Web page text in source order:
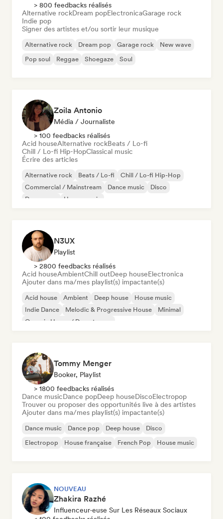
> 800 feedbacks réalisés
Alternative rockDream popElectronicaGarage rock
Indie pop
Signer des artistes et/ou sortir leur musique
Alternative rock Dream pop Garage rock
New wave
Pop soul
Reggae Shoegaze Soul
Zoila Antonio
Média / Journaliste
> 100 feedbacks réalisés
Acid houseAlternative rockBeats / Lo-fi
Chill / Lo-fi Hip-HopClassical music
Écrire des articles
Alternative rock Beats / Lo-fi
Chill / Lo-fi Hip-Hop
Commercial / Mainstream
Dance music
Disco
Dream pop
House music
N3UX
Playlist
> 2800 feedbacks réalisés
Acid houseAmbientChill outDeep houseElectronica
Ajouter dans ma/mes playlist(s) impactante(s)
Acid house Ambient Deep house
House music
Indie Dance
Melodic & Progressive House
Minimal
Organic House / Downtempo
Tommy Menger
Booker, Playlist
> 1800 feedbacks réalisés
Dance musicDance popDeep houseDiscoElectropop
Trouver ou proposer des opportunités live à des artistes
Ajouter dans ma/mes playlist(s) impactante(s)
Dance music Dance pop Deep house
Disco
Electropop
House française French Pop House music
NOUVEAU
Zhakira Razhé
Influenceur·euse Sur Les Réseaux Sociaux